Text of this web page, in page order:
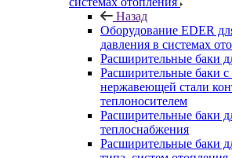
Назад
Оборудование EDER
давления в системах
Расширительные баки
Расширительные баки с
нержавеющей стали
теплоносителем
Расширительные баки
теплоснабжения
Расширительные баки